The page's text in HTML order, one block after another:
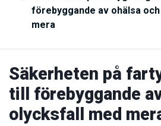
förebyggande av ohälsa
mera
Säkerheten på
till förebyggande
olycksfall med